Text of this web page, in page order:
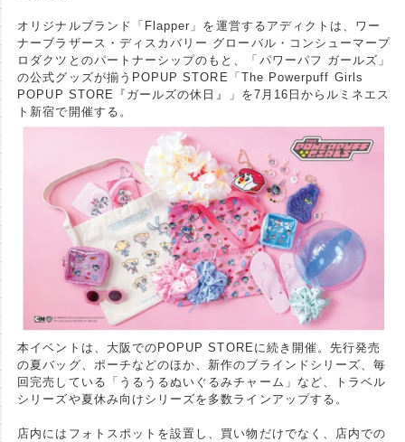
オリジナルブランド「Flapper」を運営するアディクトは、ワー
ナーブラザース・ディスカバリー グローバル・コンシューマープ
ロダクツとのパートナーシップのもと、「パワーパフ ガールズ」
の公式グッズが揃うPOPUP STORE「The Powerpuff Girls
POPUP STORE『ガールズの休日』」を7月16日からルミネエス
ト新宿で開催する。
本イベントは、大阪でのPOPUP STOREに続き開催。先行発売
の夏バッグ、ポーチなどのほか、新作のブラインドシリーズ、毎
回完売している「うるうるぬいぐるみチャーム」など、トラベル
シリーズや夏休み向けシリーズを多数ラインアップする。
店内にはフォトスポットを設置し、買い物だけでなく、店内での